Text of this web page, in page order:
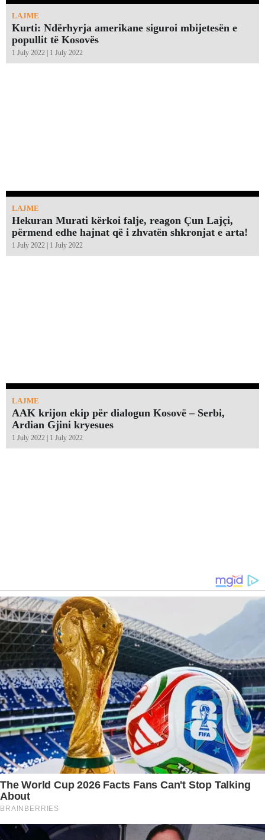
LAJME
Kurti: Ndërhyrja amerikane siguroi mbijetesën e
popullit të Kosovës
1 July 2022 | 1 July 2022
LAJME
Hekuran Murati kërkoi falje, reagon Çun Lajçi,
përmend edhe hajnat që i zhvatën shkronjat e arta!￼
1 July 2022 | 1 July 2022
LAJME
AAK krijon ekip për dialogun Kosovë – Serbi,
Ardian Gjini kryesues
1 July 2022 | 1 July 2022